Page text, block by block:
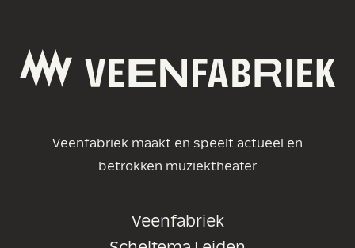
Veenfabriek maakt en speelt actueel en
betrokken muziektheater
Veenfabriek